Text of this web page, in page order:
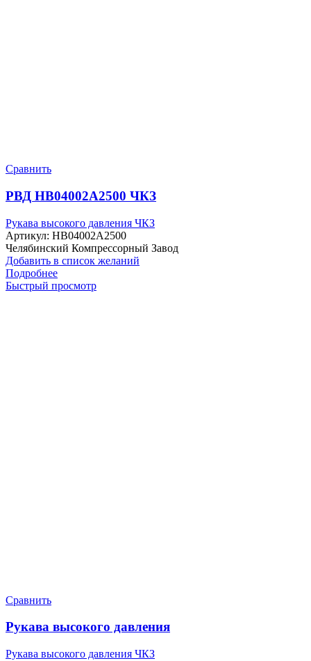
Сравнить
РВД HB04002A2500 ЧКЗ
Рукава высокого давления ЧКЗ
Артикул: HB04002A2500
Челябинский Компрессорный Завод
Добавить в список желаний
Подробнее
Быстрый просмотр
Сравнить
Рукава высокого давления
Рукава высокого давления ЧКЗ